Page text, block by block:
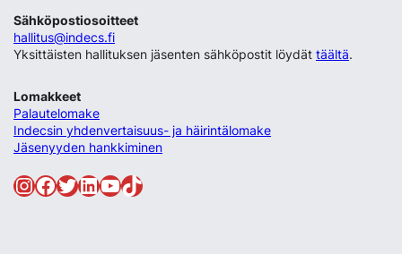
Sähköpostiosoitteet
hallitus@indecs.fi
Yksittäisten hallituksen jäsenten sähköpostit löydättäältä.
Lomakkeet
Palautelomake
Indecsin yhdenvertaisuus- ja häirintälomake
Jäsenyyden hankkiminen
InstagramFacebook Twitter LinkedIn YouTube TikTok